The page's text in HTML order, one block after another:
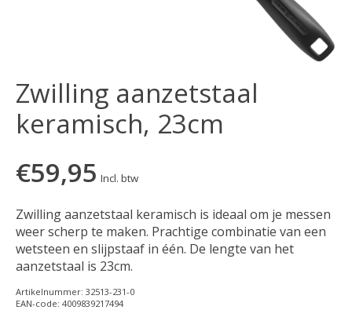
Zwilling aanzetstaal
keramisch, 23cm
€59,95 Incl. btw
Zwilling aanzetstaal keramisch is ideaal om je messen
weer scherp te maken. Prachtige combinatie van een
wetsteen en slijpstaaf in één. De lengte van het
aanzetstaal is 23cm.
Artikelnummer: 32513-231-0
EAN-code: 4009839217494